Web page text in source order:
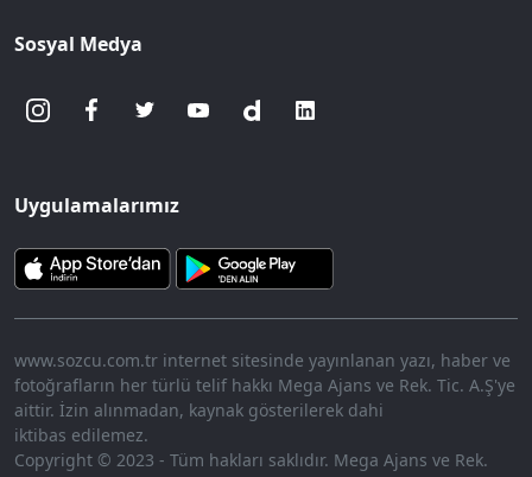
Sosyal Medya
Uygulamalarımız
www.sozcu.com.tr internet sitesinde yayınlanan yazı, haber ve
fotoğrafların her türlü telif hakkı Mega Ajans ve Rek. Tic. A.Ş'ye
aittir. İzin alınmadan, kaynak gösterilerek dahi
iktibas edilemez.
Copyright © 2023 - Tüm hakları saklıdır. Mega Ajans ve Rek.